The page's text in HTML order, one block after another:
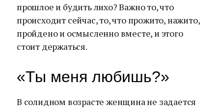
прошлое и будить лихо? Важно то, что
происходит сейчас, то, что прожито, нажито,
пройдено и осмысленно вместе, и этого
стоит держаться.
«Ты меня любишь?»
В солидном возрасте женщина не задается